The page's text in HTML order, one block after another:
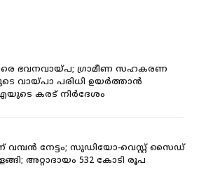
ഭവനവായ്പ; ഗ്രാമീണ സഹകരണ
വായ്പാ പരിധി ഉയർത്താൻ
കരട് നിർദേശം
വമ്പന്‍ നേട്ടം; സുഡിയോ-വെസ്റ്റ് സൈഡ്
അറ്റാദായം 532 കോടി രൂപ